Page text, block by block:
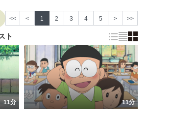
<< < 1 2 3 4 5 > >>
ト
11分 11分